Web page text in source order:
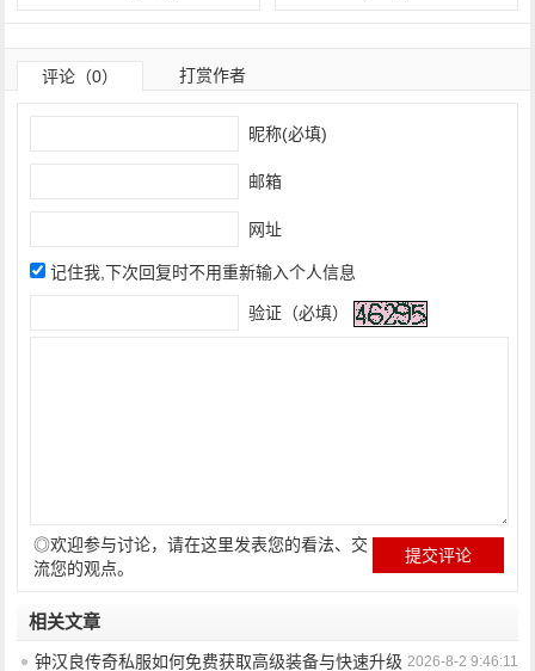
评论（0） 打赏作者
昵称(必填)
邮箱
网址
记住我,下次回复时不用重新输入个人信息
验证（必填）
◎欢迎参与讨论，请在这里发表您的看法、交
流您的观点。
相关文章
2026-8-2 9:46:11
钟汉良传奇私服如何免费获取高级装备与快速升级